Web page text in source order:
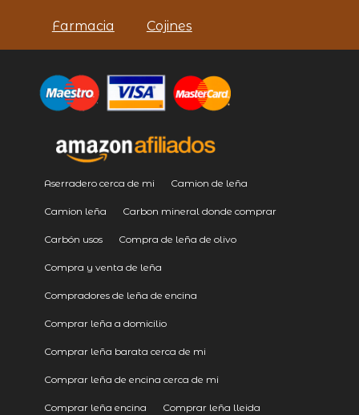
Farmacia Cojines
Aserradero cerca de mi Camion de leña
Camion leña Carbon mineral donde comprar
Carbón usos Compra de leña de olivo
Compra y venta de leña
Compradores de leña de encina
Comprar leña a domicilio
Comprar leña barata cerca de mi
Comprar leña de encina cerca de mi
Comprar leña encina Comprar leña lleida